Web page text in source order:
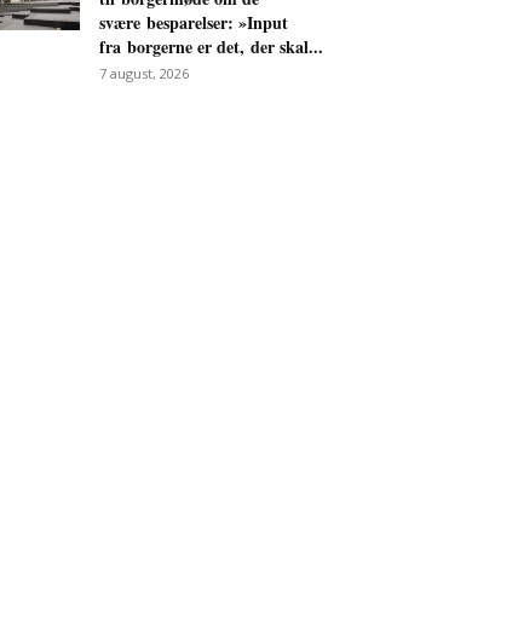
svære besparelser: »Input
fra borgerne er det, der skal...
7 august, 2026